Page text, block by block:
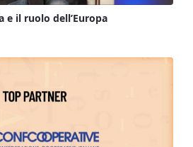
e il ruolo dell’Europa